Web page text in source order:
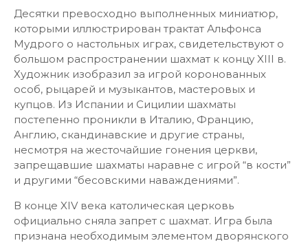
Десятки превосходно выполненных миниатюр,
которыми иллюстрирован трактат Альфонса
Мудрого о настольных играх, свидетельствуют о
большом распространении шахмат к концу XIII в.
Художник изобразил за игрой коронованных
особ, рыцарей и музыкантов, мастеровых и
купцов. Из Испании и Сицилии шахматы
постепенно проникли в Италию, Францию,
Англию, скандинавские и другие страны,
несмотря на жесточайшие гонения церкви,
запрещавшие шахматы наравне с игрой “в кости”
и другими “бесовскими наваждениями”.
В конце XIV века католическая церковь
официально сняла запрет с шахмат. Игра была
признана необходимым элементом дворянского